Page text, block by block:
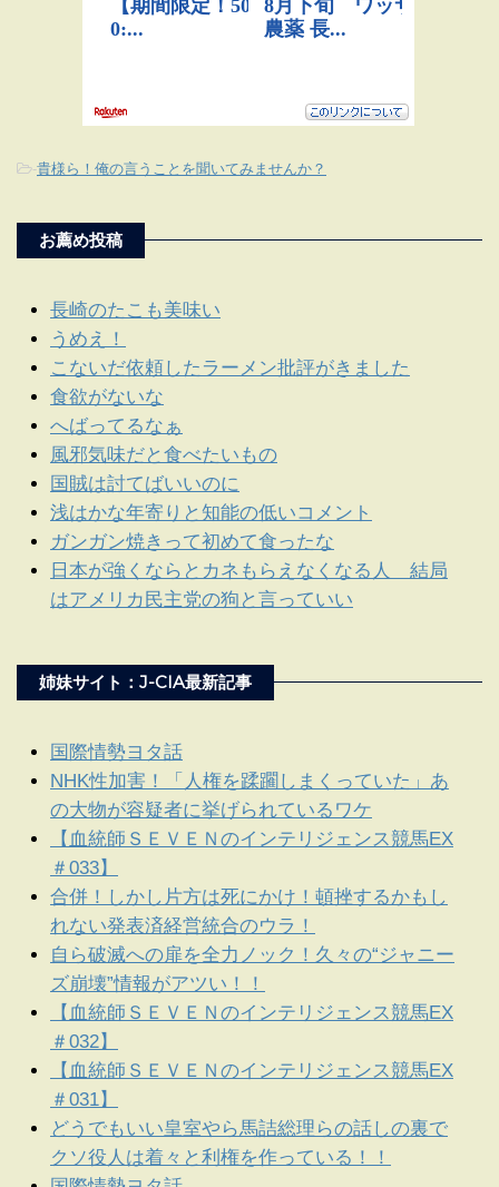
-貴様ら！俺の言うことを聞いてみませんか？
お薦め投稿
長崎のたこも美味い
うめえ！
こないだ依頼したラーメン批評がきました
食欲がないな
へばってるなぁ
風邪気味だと食べたいもの
国賊は討てばいいのに
浅はかな年寄りと知能の低いコメント
ガンガン焼きって初めて食ったな
日本が強くならとカネもらえなくなる人 結局
はアメリカ民主党の狗と言っていい
姉妹サイト：J-CIA最新記事
国際情勢ヨタ話
NHK性加害！「人権を蹂躙しまくっていた」あ
の大物が容疑者に挙げられているワケ
【血統師ＳＥＶＥＮのインテリジェンス競馬EX
＃033】
合併！しかし片方は死にかけ！頓挫するかもし
れない発表済経営統合のウラ！
自ら破滅への扉を全力ノック！久々の“ジャニー
ズ崩壊”情報がアツい！！
【血統師ＳＥＶＥＮのインテリジェンス競馬EX
＃032】
【血統師ＳＥＶＥＮのインテリジェンス競馬EX
＃031】
どうでもいい皇室やら馬詰総理らの話しの裏で
クソ役人は着々と利権を作っている！！